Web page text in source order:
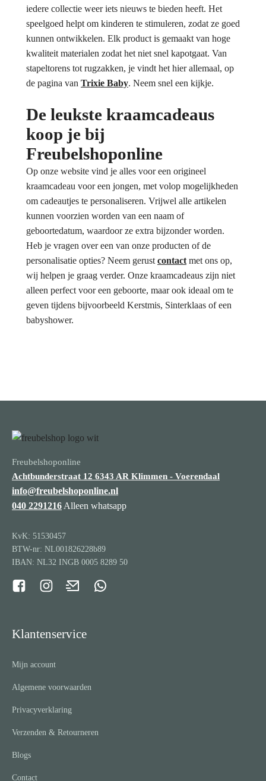
iedere collectie weer iets nieuws te bieden heeft. Het
speelgoed helpt om kinderen te stimuleren, zodat ze goed
kunnen ontwikkelen. Elk product is gemaakt van hoge
kwaliteit materialen zodat het niet snel kapotgaat. Van
stapeltorens tot rugzakken, je vindt het hier allemaal, op
de pagina van Trixie Baby. Neem snel een kijkje.
De leukste kraamcadeaus
koop je bij
Freubelshoponline
Op onze website vind je alles voor een origineel
kraamcadeau voor een jongen, met volop mogelijkheden
om cadeautjes te personaliseren. Vrijwel alle artikelen
kunnen voorzien worden van een naam of
geboortedatum, waardoor ze extra bijzonder worden.
Heb je vragen over een van onze producten of de
personalisatie opties? Neem gerust contact met ons op,
wij helpen je graag verder. Onze kraamcadeaus zijn niet
alleen perfect voor een geboorte, maar ook ideaal om te
geven tijdens bijvoorbeeld Kerstmis, Sinterklaas of een
babyshower.
Freubelshoponline
Achtbunderstraat 12 6343 AR Klimmen - Voerendaal
info@freubelshoponline.nl
040 2291216 Alleen whatsapp
KvK: 51530457
BTW-nr: NL001826228b89
IBAN: NL32 INGB 0005 8289 50
Klantenservice
Mijn account
Algemene voorwaarden
Privacyverklaring
Verzenden & Retourneren
Blogs
Contact